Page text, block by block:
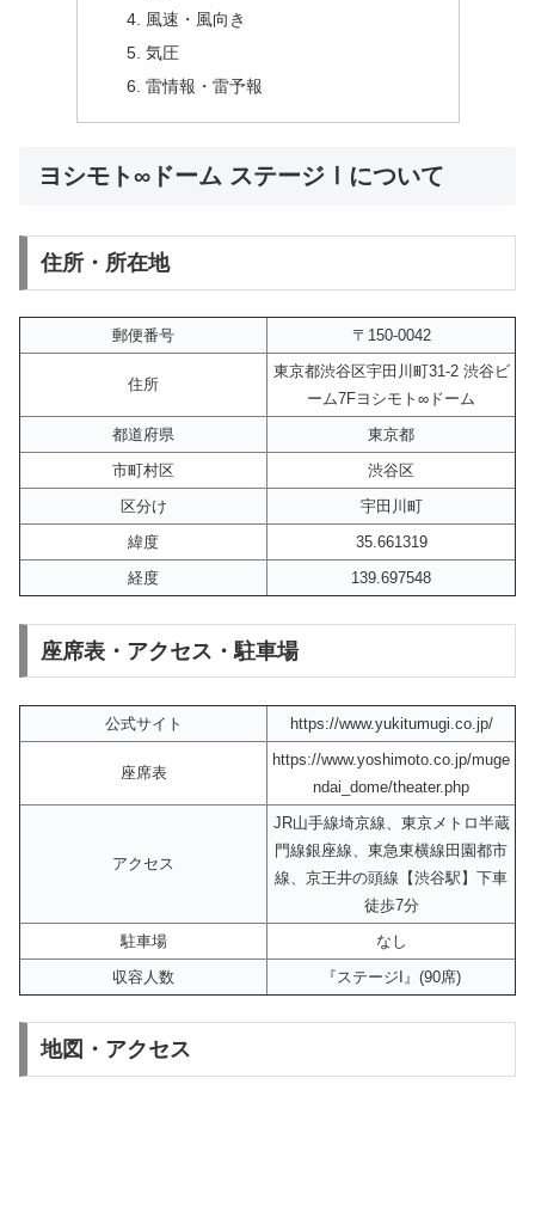
風速・風向き
気圧
雷情報・雷予報
ヨシモト∞ドーム ステージⅠについて
住所・所在地
郵便番号 〒150-0042
住所
東京都渋谷区宇田川町31-2 渋谷ビ
ーム7Fヨシモト∞ドーム
都道府県
東京都
市町村区
渋谷区
区分け
宇田川町
緯度
35.661319
経度
139.697548
座席表・アクセス・駐車場
公式サイト https://www.yukitumugi.co.jp/
座席表
https://www.yoshimoto.co.jp/muge
ndai_dome/theater.php
アクセス
JR山手線埼京線、東京メトロ半蔵
門線銀座線、東急東横線田園都市
線、京王井の頭線【渋谷駅】下車
徒歩7分
駐車場
なし
収容人数
『ステージI』(90席)
地図・アクセス